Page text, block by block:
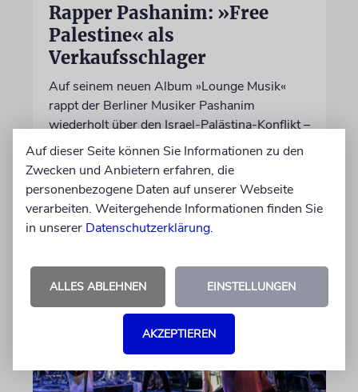
Rapper Pashanim: »Free
Palestine« als
Verkaufsschlager
Auf seinem neuen Album »Lounge Musik«
rappt der Berliner Musiker Pashanim
wiederholt über den Israel-Palästina-Konflikt –
Kokettieren mit dem palästinensischen
Terrorismus inklusive
von Lennart Wilsch
07.08.2026
Auf dieser Seite können Sie Informationen zu den
Zwecken und Anbietern erfahren, die
personenbezogene Daten auf unserer Webseite
verarbeiten. Weitergehende Informationen finden Sie
in unserer Datenschutzerklärung.
ALLES ABLEHNEN EINSTELLUNGEN
AKZEPTIEREN